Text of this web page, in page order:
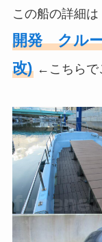
この船の詳細
開発 クル
改)←こちらで